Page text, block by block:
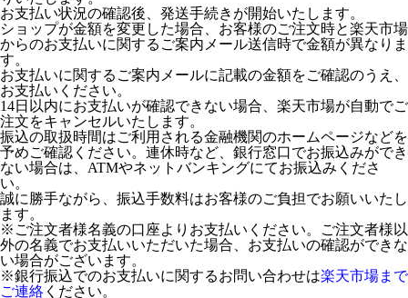
お支払い状況の確認後、発送手続きが開始いたします。
ショップが金額を変更した場合、お客様のご注文時と楽天市場
からのお支払いに関するご案内メール送信時で金額が異なりま
す。
お支払いに関するご案内メールに記載の金額をご確認のうえ、
お支払いください。
14日以内にお支払いが確認できない場合、楽天市場が自動でご
注文をキャンセルいたします。
振込の取扱時間はご利用される金融機関のホームページなどを
予めご確認ください。連休時など、銀行窓口でお振込みができ
ない場合は、ATMやネットバンキングにてお振込みくださ
い。
誠に勝手ながら、振込手数料はお客様のご負担でお願いいたし
ます。
※ご注文者様名義の口座よりお支払いください。ご注文者様以
外の名義でお支払いいただいた場合、お支払いの確認ができな
い場合がございます。
※銀行振込でのお支払いに関するお問い合わせは楽天市場まで
ご連絡 ください。